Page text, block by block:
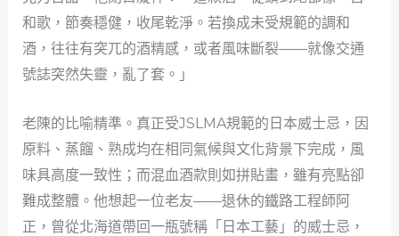
和歌，節奏穩健，收尾乾淨。若換成未受規範的調和
酒，往往有突兀的酒精感，或者風味斷裂——就像交通
號誌突然失靈，亂了套。」
老陳的比喻精準。真正受JSLMA規範的日本威士忌，因
原料、蒸餾、熟成均在相同氣候與文化背景下完成，風
味具高度一致性；而混血酒款則如拼貼畫，雖有亮點卻
難成整體。他想起一位老友——退休的鐵路工程師阿
正，曾從北海道帶回一瓶號稱「日本工藝」的威士忌，